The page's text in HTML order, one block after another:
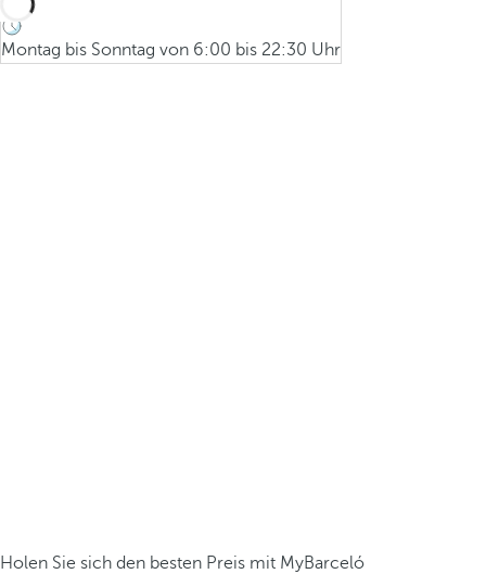
Montag bis Sonntag von 6:00 bis 22:30 Uhr
Holen Sie sich den besten Preis mit MyBarceló